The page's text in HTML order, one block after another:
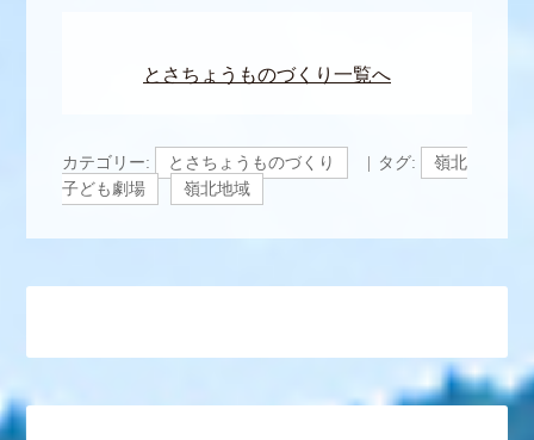
とさちょうものづくり一覧へ
カテゴリー: とさちょうものづくり タグ:
嶺北
子ども劇場
嶺北地域